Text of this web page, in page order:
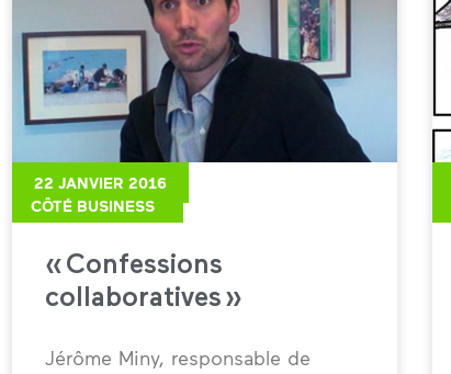
CÔTÉ BUSINESS
« Confessions
collaboratives »
Jérôme Miny, responsable de
22 JANVIER 2016